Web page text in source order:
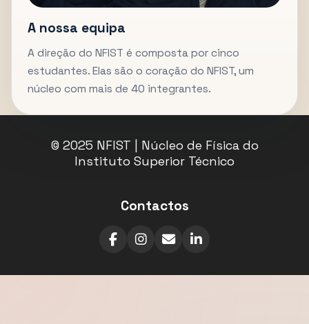
A nossa equipa
A direção do NFIST é composta por cinco
estudantes. Elas são o coração do NFIST, um
núcleo com mais de 40 integrantes.
© 2025 NFIST | Núcleo de Física do
Instituto Superior Técnico
Contactos